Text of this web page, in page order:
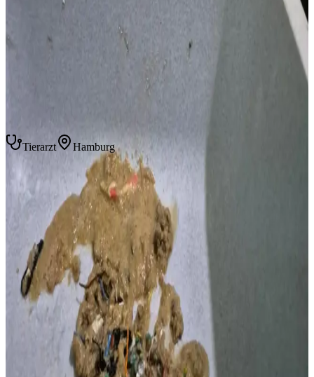
SMA
Tierarzt
Hamburg
Gründer von VetCar24 und praktizierender Tierarzt mit
Spezialisierung auf Notfallmedizin. Täglich im Einsatz für
Hamburgs Haustiere.
Tiernotfall?
Abend & Wochenende
Mobiler Tierarzt direkt bei Ihnen zuhause. Stressfrei und
professionell.
Notfall melden Termin buchen